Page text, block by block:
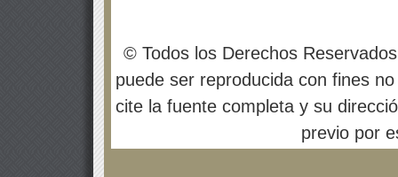
© Todos los Derechos
puede ser reproducida con fines
cite la fuente completa y su
previo por